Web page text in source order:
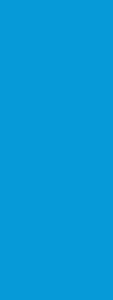
– Italia